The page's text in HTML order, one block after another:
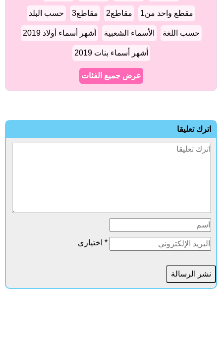
مقطع واحد من1 مقاطع2 مقاطع3 حسب البلد
حسب اللغة الأسماء الشعبية أشهر أسماء أولاد 2019
أشهر أسماء بنات 2019
عرض جميع الفئات
اترك تعليقا
* اختياري